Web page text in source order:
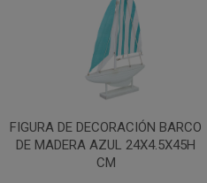
FIGURA DE DECORACIÓN BARCO
DE MADERA AZUL 24X4.5X45H
CM